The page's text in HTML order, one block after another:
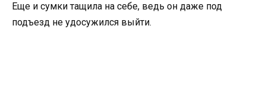
Еще и сумки тащила на себе, ведь он даже под
подъезд не удосужился выйти.